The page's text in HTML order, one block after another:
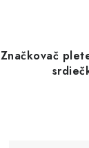
Značkovač